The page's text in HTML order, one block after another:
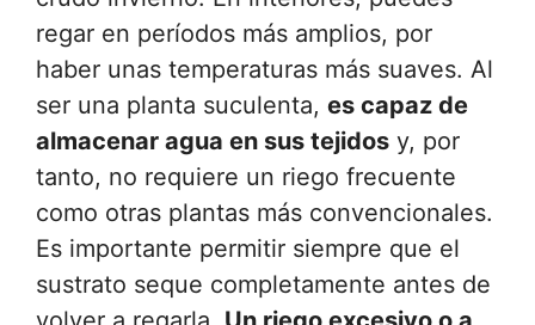
regar en períodos más amplios, por
haber unas temperaturas más suaves. Al
ser una planta suculenta, es capaz de
almacenar agua en sus tejidos y, por
tanto, no requiere un riego frecuente
como otras plantas más convencionales.
Es importante permitir siempre que el
sustrato seque completamente antes de